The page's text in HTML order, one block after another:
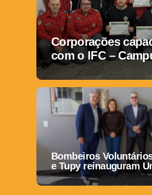
Corporações
com o IFC –
Bombeiros
e Tupy reinauguram